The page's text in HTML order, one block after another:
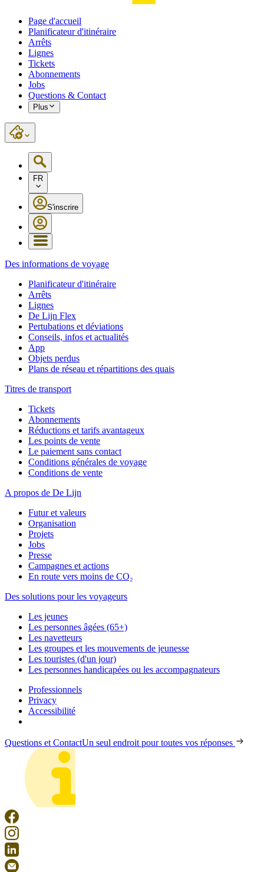
Page d'accueil
Planificateur d'itinéraire
Arrêts
Lignes
Tickets
Abonnements
Jobs
Questions & Contact
Plus
FR
S'inscrire
Des informations de voyage
Planificateur d'itinéraire
Arrêts
Lignes
De Lijn Flex
Pertubations et déviations
Conseils, infos et actualités
App
Objets perdus
Plans de réseau et répartitions des quais
Titres de transport
Tickets
Abonnements
Réductions et tarifs avantageux
Les points de vente
Le paiement sans contact
Conditions générales de voyage
Conditions de vente
A propos de De Lijn
Futur et valeurs
Organisation
Projets
Jobs
Presse
Campagnes et actions
En route vers moins de CO₂
Des solutions pour les voyageurs
Les jeunes
Les personnes âgées (65+)
Les navetteurs
Les groupes et les mouvements de jeunesse
Les touristes (d'un jour)
Les personnes handicapées ou les accompagnateurs
Professionnels
Privacy
Accessibilité
Questions et ContactUn seul endroit pour toutes vos réponses